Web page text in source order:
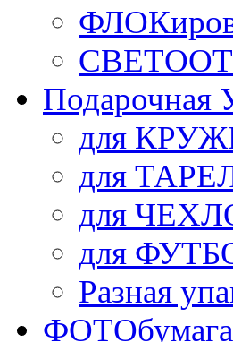
для
для
для
для
Разная
ФОТОбумага